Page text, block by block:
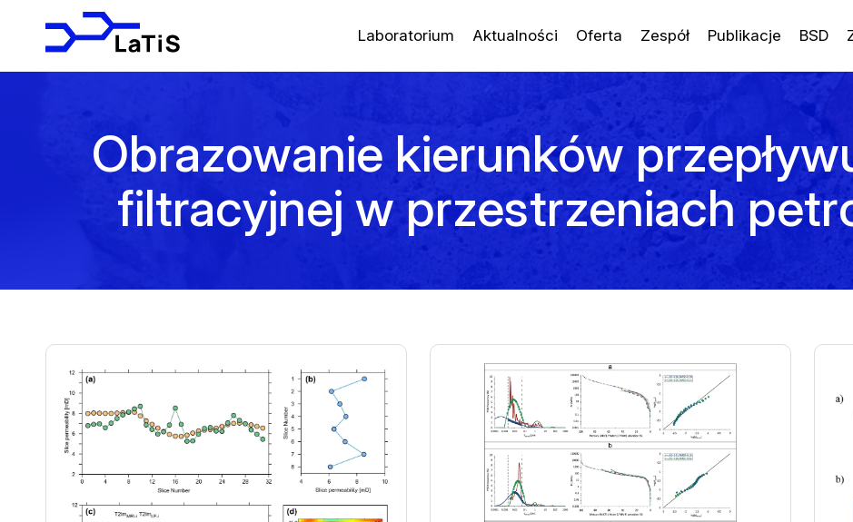
Laboratorium Aktualności Oferta Zespół Publikacje BSD
Obrazowanie kierunków
filtracyjnej w przestrzeniach